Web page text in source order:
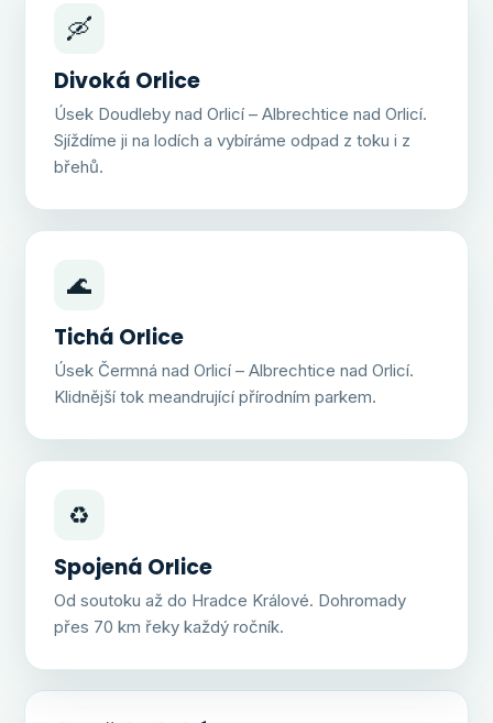
🛶
Divoká Orlice
Úsek Doudleby nad Orlicí – Albrechtice nad Orlicí.
Sjíždíme ji na lodích a vybíráme odpad z toku i z
břehů.
🌊
Tichá Orlice
Úsek Čermná nad Orlicí – Albrechtice nad Orlicí.
Klidnější tok meandrující přírodním parkem.
♻️
Spojená Orlice
Od soutoku až do Hradce Králové. Dohromady
přes 70 km řeky každý ročník.